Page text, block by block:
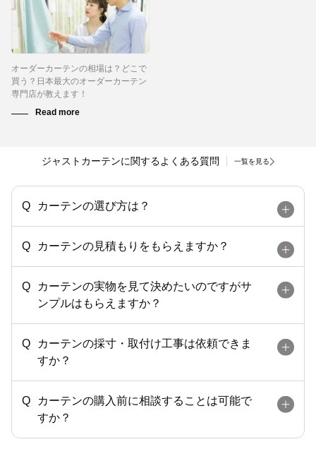
オーダーカーテンの相場は？どこで
買う？日本最大のオーダーカーテン
専門店が教えます！
ジャストカーテンに関するよくある質問 一覧を見る
カーテンの選び方は？
カーテンの見積もりをもらえますか？
カーテンの実物を見て決めたいのですがサ
ンプルはもらえますか？
カーテンの採寸・取付け工事は依頼できま
すか？
カーテンの購入前に相談することは可能で
すか？